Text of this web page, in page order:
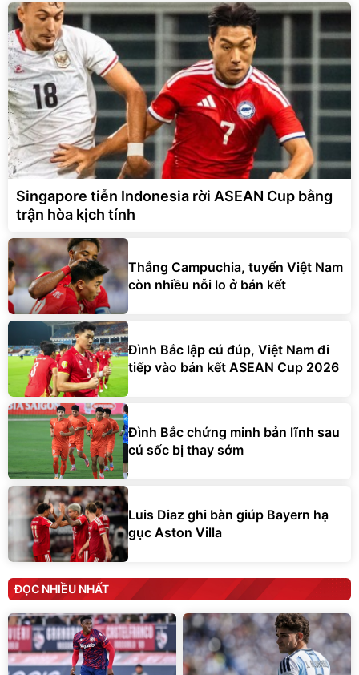
Singapore tiễn Indonesia rời ASEAN Cup bằng
trận hòa kịch tính
Thắng Campuchia, tuyển Việt Nam
còn nhiều nỗi lo ở bán kết
Đình Bắc lập cú đúp, Việt Nam đi
tiếp vào bán kết ASEAN Cup 2026
Đình Bắc chứng minh bản lĩnh sau
cú sốc bị thay sớm
Luis Diaz ghi bàn giúp Bayern hạ
gục Aston Villa
ĐỌC NHIỀU NHẤT